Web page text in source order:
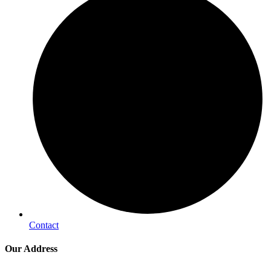
Contact
Our Address